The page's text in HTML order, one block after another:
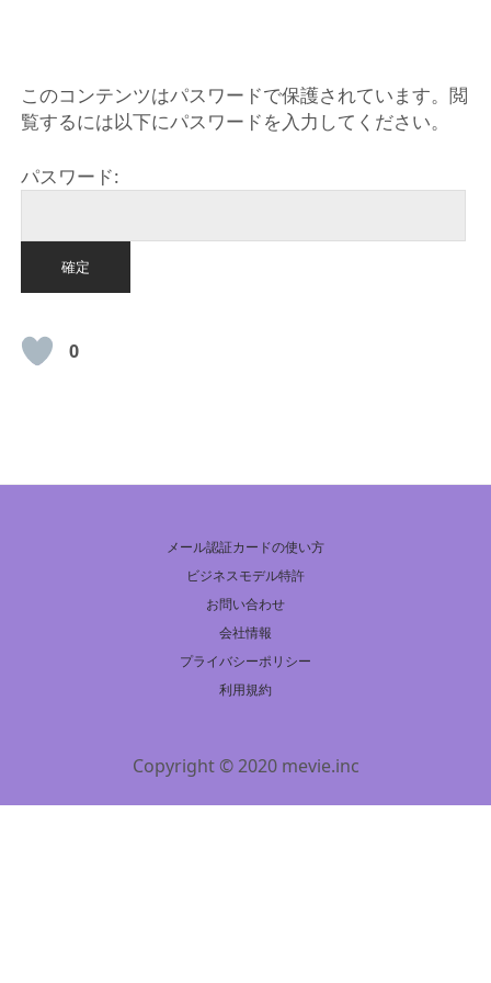
このコンテンツはパスワードで保護されています。閲
覧するには以下にパスワードを入力してください。
パスワード:
0
メール認証カードの使い方
ビジネスモデル特許
お問い合わせ
会社情報
プライバシーポリシー
利用規約
Copyright © 2020 mevie.inc